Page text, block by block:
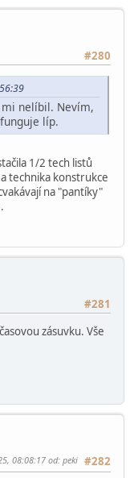
#280
nelíbil. Nevím,
líp.
1/2 tech listů
technika konstrukce
na "pantíky"
#281
zásuvku. Vše
#282
08:08:17 od: peki